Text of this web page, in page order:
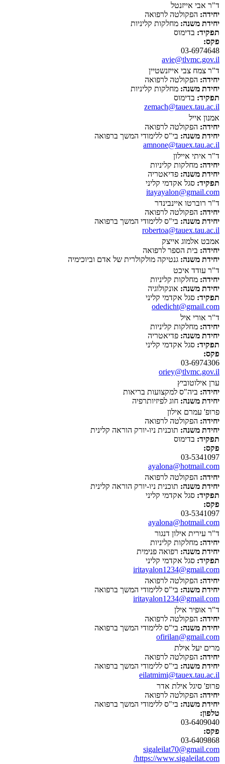
ד"ר אבי אייזנטל
יחידה: הפקולטה לרפואה
יחידת משנה: מחלקות קליניות
תפקיד: בדימוס
פקס:
03-6974648
avie@tlvmc.gov.il
ד"ר צמח צבי אייזנשטיין
יחידה: הפקולטה לרפואה
יחידת משנה: מחלקות קליניות
תפקיד: בדימוס
zemach@tauex.tau.ac.il
אמנון אייל
יחידה: הפקולטה לרפואה
יחידת משנה: בי"ס ללימודי המשך ברפואה
amnone@tauex.tau.ac.il
ד"ר איתי איילון
יחידה: מחלקות קליניות
יחידת משנה: פדיאטריה
תפקיד: סגל אקדמי קליני
itayayalon@gmail.com
ד"ר רוברטו איינבינדר
יחידה: הפקולטה לרפואה
יחידת משנה: בי"ס ללימודי המשך ברפואה
robertoa@tauex.tau.ac.il
אמבט אלמוג אייצק
יחידה: בית הספר לרפואה
יחידת משנה: גנטיקה מולקולרית של אדם וביוכימיה
ד"ר עודד איכט
יחידה: מחלקות קליניות
יחידת משנה: אונקולוגיה
תפקיד: סגל אקדמי קליני
odedicht@gmail.com
ד"ר אורי איל
יחידה: מחלקות קליניות
יחידת משנה: פדיאטריה
תפקיד: סגל אקדמי קליני
פקס:
03-6974306
oriey@tlvmc.gov.il
ערן אילוטוביץ
יחידה: ביה"ס למקצועות בריאות
יחידת משנה: חוג לפיזיותרפיה
פרופ' עמרם אילון
יחידה: הפקולטה לרפואה
יחידת משנה: תוכנית ניו-יורק הוראה קלינית
תפקיד: בדימוס
פקס:
03-5341097
ayalona@hotmail.com
יחידה: הפקולטה לרפואה
יחידת משנה: תוכנית ניו-יורק הוראה קלינית
תפקיד: סגל אקדמי קליני
פקס:
03-5341097
ayalona@hotmail.com
ד"ר עירית אילון דנגור
יחידה: מחלקות קליניות
יחידת משנה: רפואה פנימית
תפקיד: סגל אקדמי קליני
iritayalon1234@gmail.com
יחידה: הפקולטה לרפואה
יחידת משנה: בי"ס ללימודי המשך ברפואה
iritayalon1234@gmail.com
ד"ר אופיר אילן
יחידה: הפקולטה לרפואה
יחידת משנה: בי"ס ללימודי המשך ברפואה
ofirilan@gmail.com
מרים יעל אילת
יחידה: הפקולטה לרפואה
יחידת משנה: בי"ס ללימודי המשך ברפואה
eilatmimi@tauex.tau.ac.il
פרופ' סיגל אילת אדר
יחידה: הפקולטה לרפואה
יחידת משנה: בי"ס ללימודי המשך ברפואה
טלפון:
03-6409040
פקס:
03-6409868
sigaleilat70@gmail.com
https://www.sigaleilat.com/